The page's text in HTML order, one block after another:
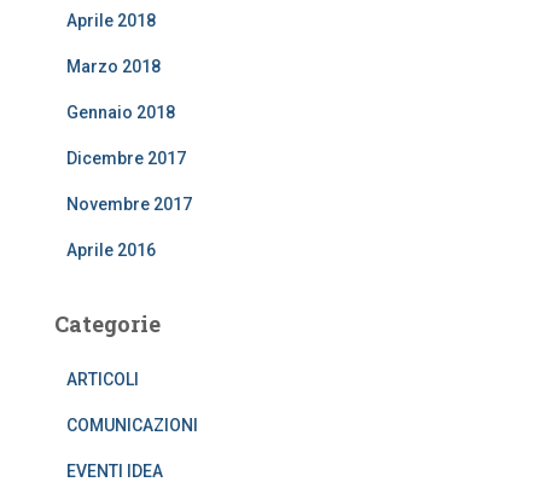
Aprile 2018
Marzo 2018
Gennaio 2018
Dicembre 2017
Novembre 2017
Aprile 2016
Categorie
ARTICOLI
COMUNICAZIONI
EVENTI IDEA